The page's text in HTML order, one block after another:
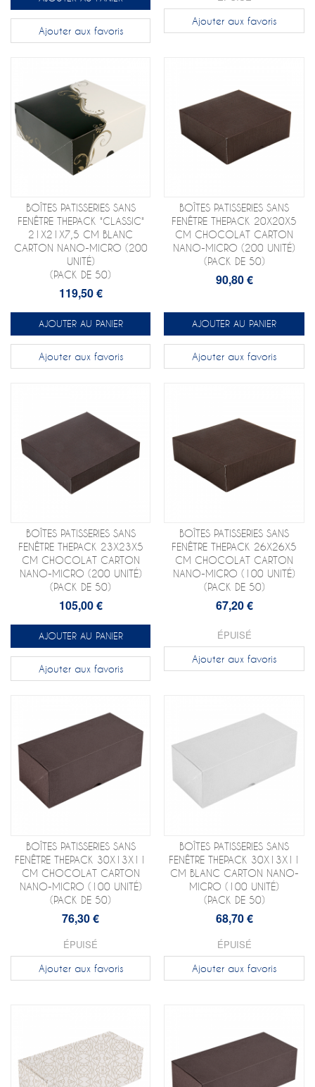
Ajouter aux favoris
Ajouter aux favoris
BOÎTES PATISSERIES SANS
FENÊTRE THEPACK "CLASSIC"
21X21X7,5 CM BLANC
CARTON NANO-MICRO (200
UNITÉ)
(PACK DE 50)
119,50 €
AJOUTER AU PANIER
Ajouter aux favoris
BOÎTES PATISSERIES SANS
FENÊTRE THEPACK 20X20X5
CM CHOCOLAT CARTON
NANO-MICRO (200 UNITÉ)
(PACK DE 50)
90,80 €
AJOUTER AU PANIER
Ajouter aux favoris
BOÎTES PATISSERIES SANS
FENÊTRE THEPACK 23X23X5
CM CHOCOLAT CARTON
NANO-MICRO (200 UNITÉ)
(PACK DE 50)
105,00 €
AJOUTER AU PANIER
Ajouter aux favoris
BOÎTES PATISSERIES SANS
FENÊTRE THEPACK 26X26X5
CM CHOCOLAT CARTON
NANO-MICRO (100 UNITÉ)
(PACK DE 50)
67,20 €
ÉPUISÉ
Ajouter aux favoris
BOÎTES PATISSERIES SANS
FENÊTRE THEPACK 30X13X11
CM CHOCOLAT CARTON
NANO-MICRO (100 UNITÉ)
(PACK DE 50)
76,30 €
ÉPUISÉ
Ajouter aux favoris
BOÎTES PATISSERIES SANS
FENÊTRE THEPACK 30X13X11
CM BLANC CARTON NANO-
MICRO (100 UNITÉ)
(PACK DE 50)
68,70 €
ÉPUISÉ
Ajouter aux favoris